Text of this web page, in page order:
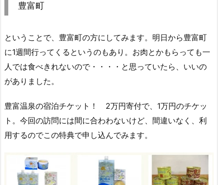
豊富町
ということで、豊富町の方にしてみます。明日から豊富町
に1週間行ってくるというのもあり。お肉とかもらっても一
人では食べきれないので・・・・と思っていたら、いいの
がありました。
豊富温泉の宿泊チケット！ 2万円寄付で、1万円のチケッ
ト。今回の訪問には間に合わわないけど、間違いなく、利
用するのでこの特典で申し込んでみます。